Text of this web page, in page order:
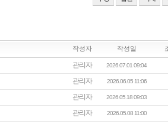
작성자 작성일
관리자 2026.07.01 09:04
관리자 2026.06.05 11:06
관리자 2026.05.18 09:03
관리자 2026.05.08 11:00